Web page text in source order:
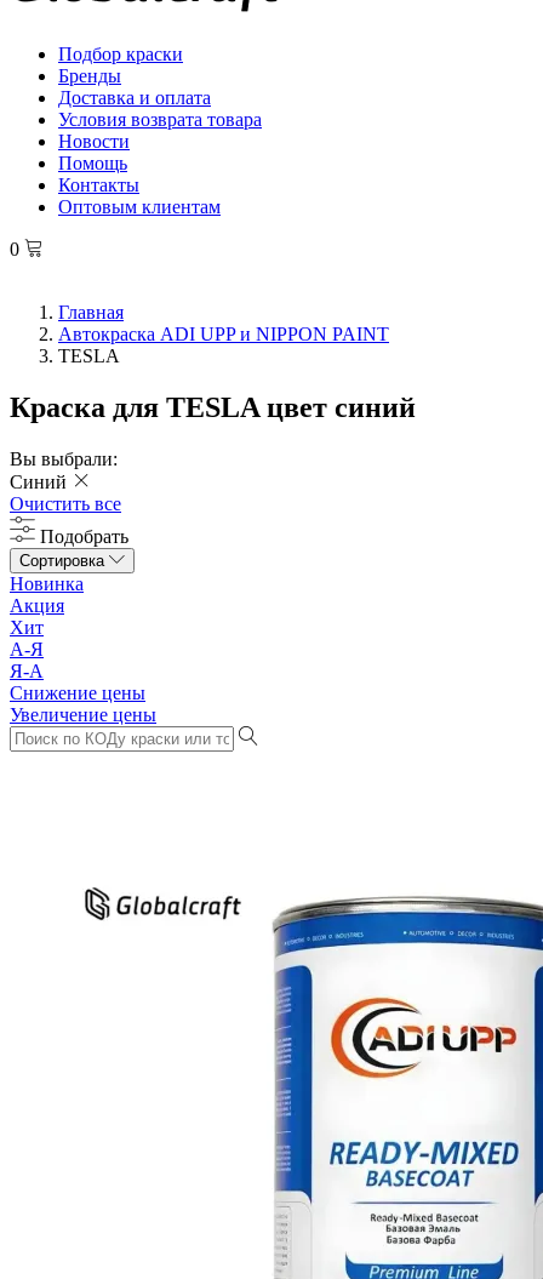
Подбор краски
Бренды
Доставка и оплата
Условия возврата товара
Новости
Помощь
Контакты
Оптовым клиентам
0
Главная
Автокраска ADI UPP и NIPPON PAINT
TESLA
Краска для TESLA цвет синий
Вы выбрали:
Синий
Очистить все
Подобрать
Сортировка
Новинка
Акция
Хит
А-Я
Я-А
Снижение цены
Увеличение цены